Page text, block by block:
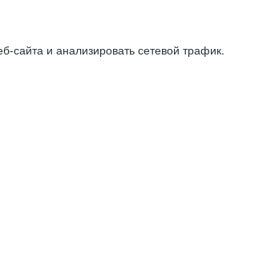
и анализировать сетевой трафик.